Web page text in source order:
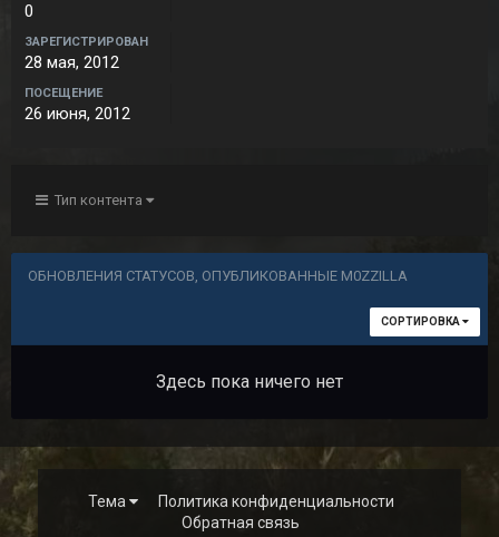
0
ЗАРЕГИСТРИРОВАН
28 мая, 2012
ПОСЕЩЕНИЕ
26 июня, 2012
Тип контента
ОБНОВЛЕНИЯ СТАТУСОВ, ОПУБЛИКОВАННЫЕ M0ZZILLA
СОРТИРОВКА
Здесь пока ничего нет
Тема
Политика конфиденциальности
Обратная связь